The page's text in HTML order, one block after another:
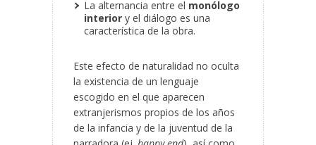
La alternancia entre el monólogo
interior y el diálogo es una
característica de la obra.
Este efecto de naturalidad no oculta
la existencia de un lenguaje
escogido en el que aparecen
extranjerismos propios de los años
de la infancia y de la juventud de la